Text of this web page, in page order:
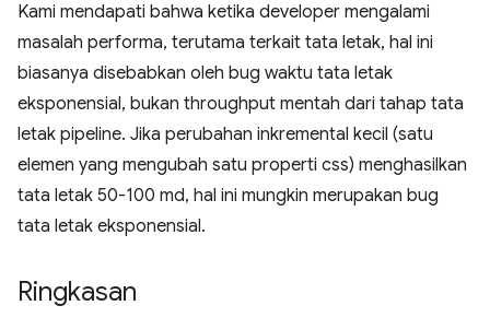
Kami mendapati bahwa ketika developer mengalami
masalah performa, terutama terkait tata letak, hal ini
biasanya disebabkan oleh bug waktu tata letak
eksponensial, bukan throughput mentah dari tahap tata
letak pipeline. Jika perubahan inkremental kecil (satu
elemen yang mengubah satu properti css) menghasilkan
tata letak 50-100 md, hal ini mungkin merupakan bug
tata letak eksponensial.
Ringkasan